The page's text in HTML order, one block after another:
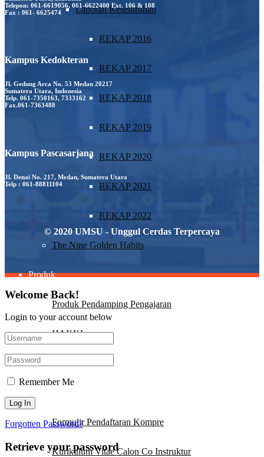
Laporan Keseluruhan
REKAP 2016
REKAP 2017
REKAP 2018
REKAP 2019
REKAP 2020
REKAP 2021
REKAP 2022
The Nine Golden Habits
Produk
Produk Pendamping Pengajaran
HAKKI
Quotes
Formulir Pendaftaran Kompre
Kurikulum Vitae Calon Co Instruktur
Telepon: 061-6619056, 061-6622400 Ext. 106 & 108
Fax : 061- 6625474
Kampus Kedokteran
Jl. Gedung Arca No. 53 Medan 20217
Sumatera Utara, Indonesia
Telp. 061-7350163, 7333162
Fax.061-7363488
Kampus Pascasarjana
Jl. Denai No. 217, Medan, Sumatera Utara
Telp : 061-88811104
© 2020 UMSU - Unggul Cerdas Terpercaya
Welcome Back!
Login to your account below
Remember Me
Forgotten Password?
Retrieve your password